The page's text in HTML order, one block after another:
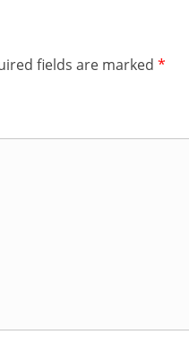
fields are marked *